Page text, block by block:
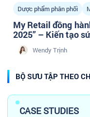
Dược phẩm phân phối
My Retail đồng
2025” – Kiến tạo
doanh nghiệp
Tâm sự Marketing Y
Wendy Trịnh
BỘ SƯU TẬP THEO
CASE STUDIES